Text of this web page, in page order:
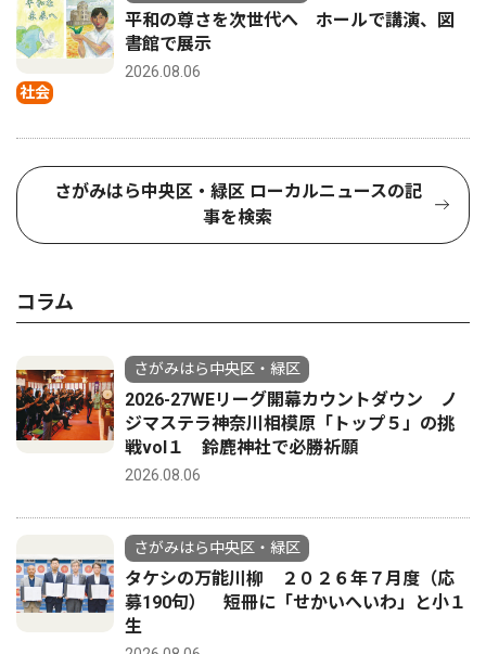
社会
平和の尊さを次世代へ ホールで講演、図
書館で展示
2026.08.06
さがみはら中央区・緑区 ローカルニュースの記
事を検索
コラム
さがみはら中央区・緑区
2026-27WEリーグ開幕カウントダウン ノ
ジマステラ神奈川相模原「トップ５」の挑
戦vol１ 鈴鹿神社で必勝祈願
2026.08.06
さがみはら中央区・緑区
タケシの万能川柳 ２０２６年７月度（応
募190句） 短冊に「せかいへいわ」と小１
生